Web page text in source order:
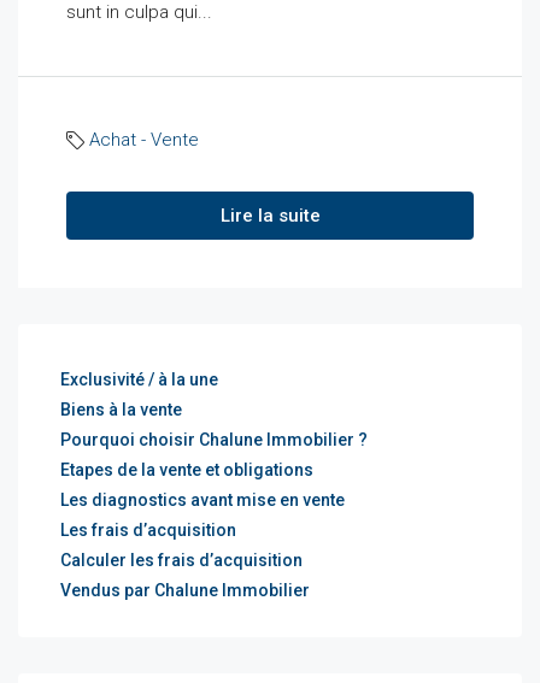
sunt in culpa qui...
Achat - Vente
Lire la suite
Exclusivité / à la une
Biens à la vente
Pourquoi choisir Chalune Immobilier ?
Etapes de la vente et obligations
Les diagnostics avant mise en vente
Les frais d’acquisition
Calculer les frais d’acquisition
Vendus par Chalune Immobilier